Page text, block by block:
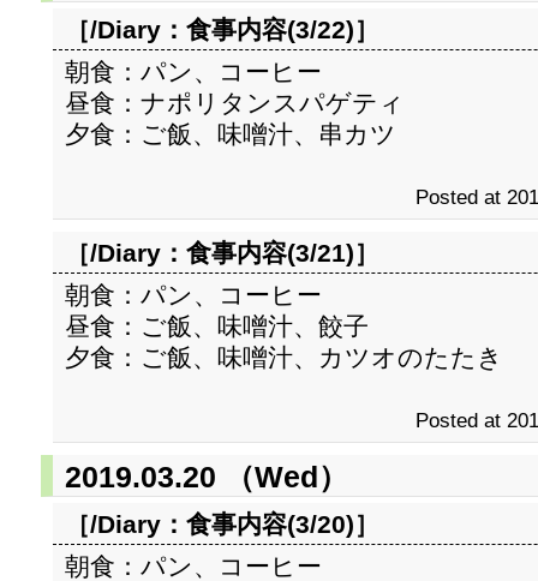
［/Diary： 食事内容(3/22)］
朝食：パン、コーヒー
昼食：ナポリタンスパゲティ
夕食：ご飯、味噌汁、串カツ
Posted at
［/Diary： 食事内容(3/21)］
朝食：パン、コーヒー
昼食：ご飯、味噌汁、餃子
夕食：ご飯、味噌汁、カツオのたたき
Posted at
2019.03.20 （Wed）
［/Diary： 食事内容(3/20)］
朝食：パン、コーヒー